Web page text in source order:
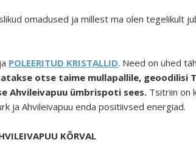
omadused ja millest ma olen tegelikult
ja POLEERITUD KRISTALLID. Need on ühed
otse taime mullapallile, geoodilisi
Ahvileivapuu ümbrispoti sees. Tsitriin on
ja Ahvileivapuu enda positiivsed energiad.
KÕRVAL